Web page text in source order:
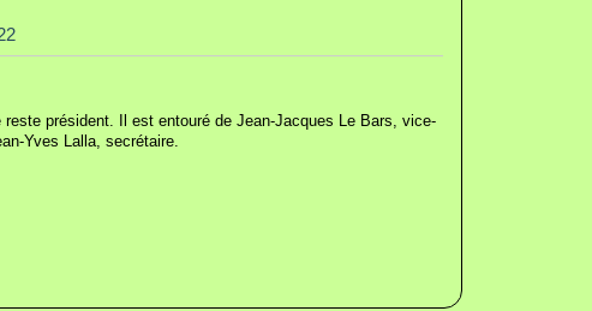
président. Il est entouré de Jean-Jacques Le Bars, vice-
Yves Lalla, secrétaire.